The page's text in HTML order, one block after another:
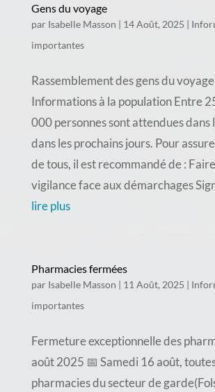
Gens du voyage
par Isabelle Masson | 14 Août, 2025 |
importantes
Rassemblement des gens du
Informations à la population Entre
000 personnes sont attendues dans
dans les prochains jours. Pour
de tous, il est recommandé de :
vigilance face aux démarchages
lire plus
Pharmacies fermées
par Isabelle Masson | 11 Août, 2025 |
importantes
Fermeture exceptionnelle des
août 2025 📅 Samedi 16 août,
pharmacies du secteur de